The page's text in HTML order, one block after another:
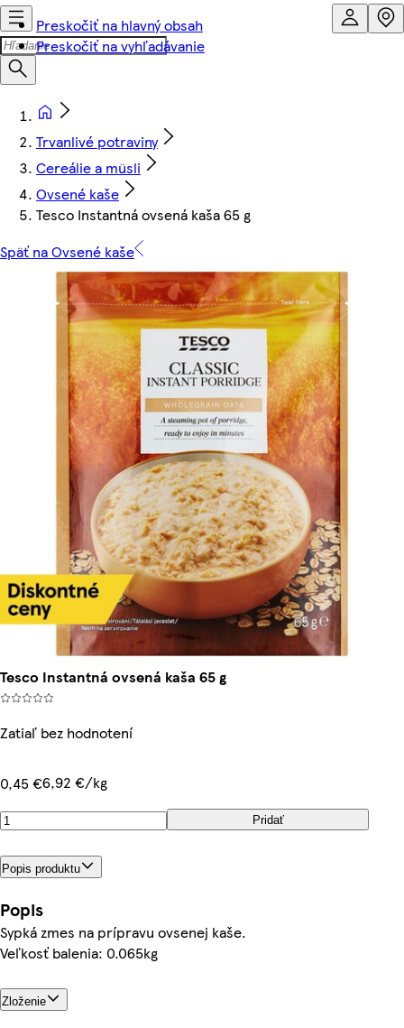
Preskočiť na hlavný obsah
Preskočiť na vyhľadávanie
Trvanlivé potraviny
Cereálie a müsli
Ovsené kaše
Tesco Instantná ovsená kaša 65 g
Späť na Ovsené kaše
Tesco Instantná ovsená kaša 65 g
Zatiaľ bez hodnotení
0,45 €6,92 €/kg
Pridať
Popis produktu
Popis
Sypká zmes na prípravu ovsenej kaše.
Veľkosť balenia: 0.065kg
Zloženie